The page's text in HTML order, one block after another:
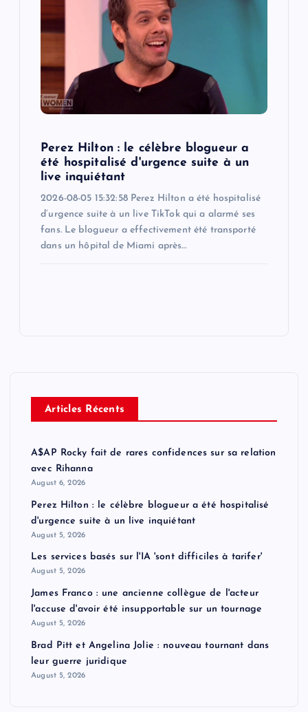
Perez Hilton : le célèbre blogueur a
été hospitalisé d'urgence suite à un
live inquiétant
2026-08-05 15:32:58 Perez Hilton a été hospitalisé
d’urgence suite à un live TikTok qui a alarmé ses
fans. Le blogueur a effectivement été transporté
dans un hôpital de Miami après…
Articles Récents
A$AP Rocky fait de rares confidences sur sa relation
avec Rihanna
August 6, 2026
Perez Hilton : le célèbre blogueur a été hospitalisé
d'urgence suite à un live inquiétant
August 5, 2026
Les services basés sur l'IA 'sont difficiles à tarifer'
August 5, 2026
James Franco : une ancienne collègue de l'acteur
l'accuse d'avoir été insupportable sur un tournage
August 5, 2026
Brad Pitt et Angelina Jolie : nouveau tournant dans
leur guerre juridique
August 5, 2026